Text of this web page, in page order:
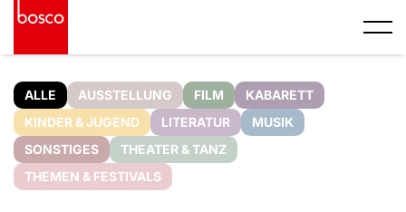
ALLE AUSSTELLUNG FILM
KABARETT
KINDER & JUGEND
LITERATUR
MUSIK
SONSTIGES
THEATER & TANZ
THEMEN & FESTIVALS